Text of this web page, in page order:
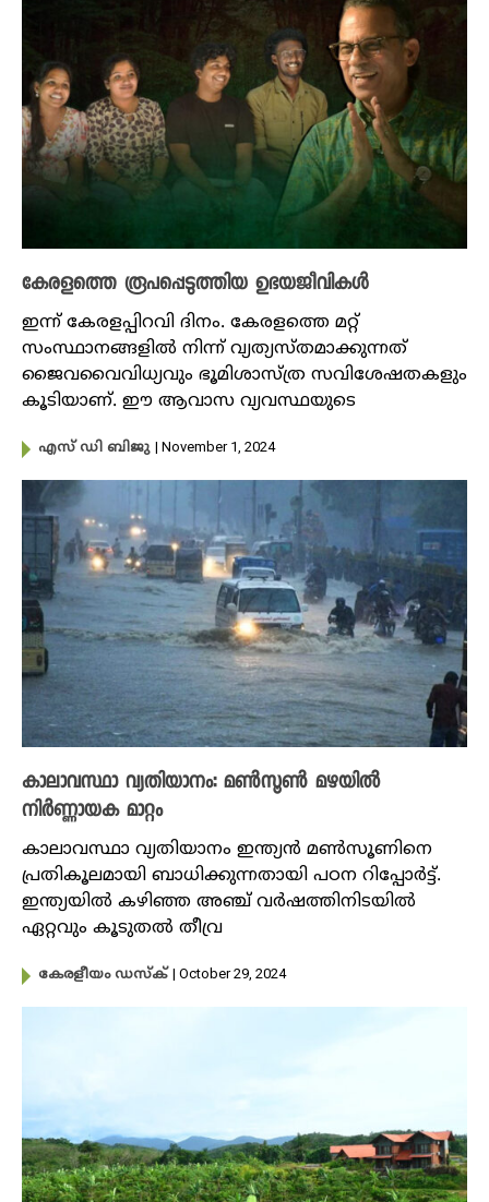
കേരളത്തെ രൂപപ്പെടുത്തിയ ഉഭയജീവികൾ
ഇന്ന് കേരളപ്പിറവി ദിനം. കേരളത്തെ മറ്റ്
സംസ്ഥാനങ്ങളിൽ നിന്ന് വ്യത്യസ്തമാക്കുന്നത്
ജൈവവൈവിധ്യവും ഭൂമിശാസ്ത്ര സവിശേഷതകളും
കൂടിയാണ്. ഈ ആവാസ വ്യവസ്ഥയുടെ
എസ് ഡി ബിജു | November 1, 2024
കാലാവസ്ഥാ വ്യതിയാനം: മൺസൂൺ മഴയിൽ
നിർണ്ണായക മാറ്റം
കാലാവസ്ഥാ വ്യതിയാനം ഇന്ത്യൻ മൺസൂണിനെ
പ്രതികൂലമായി ബാധിക്കുന്നതായി പഠന റിപ്പോർട്ട്.
ഇന്ത്യയിൽ കഴിഞ്ഞ അഞ്ച് വർഷത്തിനിടയിൽ
ഏറ്റവും കൂടുതൽ തീവ്ര
കേരളീയം ഡസ്ക് | October 29, 2024